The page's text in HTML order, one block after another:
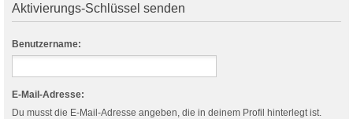
Aktivierungs-Schlüssel senden
Benutzername:
E-Mail-Adresse:
Du musst die E-Mail-Adresse angeben, die in deinem Profil hinterlegt ist.